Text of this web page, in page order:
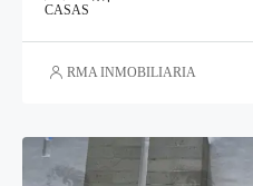
CASAS
RMA INMOBILIARIA